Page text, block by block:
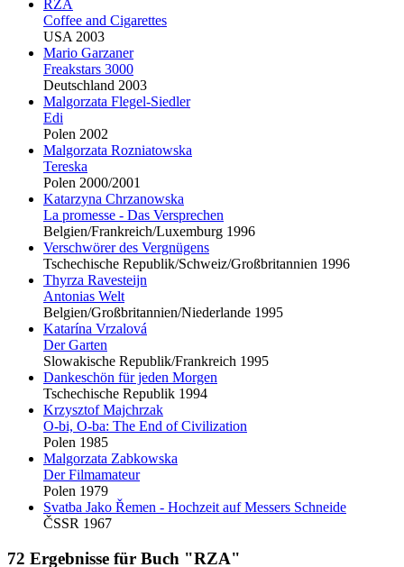
RZA
Coffee and Cigarettes
USA 2003
Mario Garzaner
Freakstars 3000
Deutschland 2003
Malgorzata Flegel-Siedler
Edi
Polen 2002
Malgorzata Rozniatowska
Tereska
Polen 2000/2001
Katarzyna Chrzanowska
La promesse - Das Versprechen
Belgien/Frankreich/Luxemburg 1996
Verschwörer des Vergnügens
Tschechische Republik/Schweiz/Großbritannien 1996
Thyrza Ravesteijn
Antonias Welt
Belgien/Großbritannien/Niederlande 1995
Katarína Vrzalová
Der Garten
Slowakische Republik/Frankreich 1995
Dankeschön für jeden Morgen
Tschechische Republik 1994
Krzysztof Majchrzak
O-bi, O-ba: The End of Civilization
Polen 1985
Malgorzata Zabkowska
Der Filmamateur
Polen 1979
Svatba Jako Řemen - Hochzeit auf Messers Schneide
ČSSR 1967
72 Ergebnisse für Buch "RZA"